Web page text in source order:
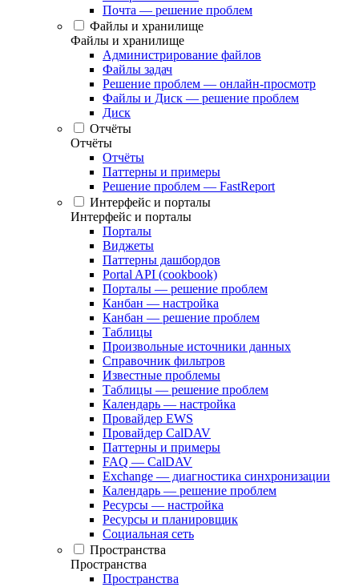
Почта — решение проблем
Файлы и хранилище
Файлы и хранилище
Администрирование файлов
Файлы задач
Решение проблем — онлайн-просмотр
Файлы и Диск — решение проблем
Диск
Отчёты
Отчёты
Отчёты
Паттерны и примеры
Решение проблем — FastReport
Интерфейс и порталы
Интерфейс и порталы
Порталы
Виджеты
Паттерны дашбордов
Portal API (cookbook)
Порталы — решение проблем
Канбан — настройка
Канбан — решение проблем
Таблицы
Произвольные источники данных
Справочник фильтров
Известные проблемы
Таблицы — решение проблем
Календарь — настройка
Провайдер EWS
Провайдер CalDAV
Паттерны и примеры
FAQ — CalDAV
Exchange — диагностика синхронизации
Календарь — решение проблем
Ресурсы — настройка
Ресурсы и планировщик
Социальная сеть
Пространства
Пространства
Пространства